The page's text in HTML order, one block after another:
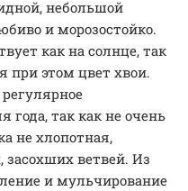
небольшой
и морозостойко.
как на солнце, так
при этом цвет хвои.
года, так как не очень
не хлопотная,
засохших ветвей. Из
и мульчирование